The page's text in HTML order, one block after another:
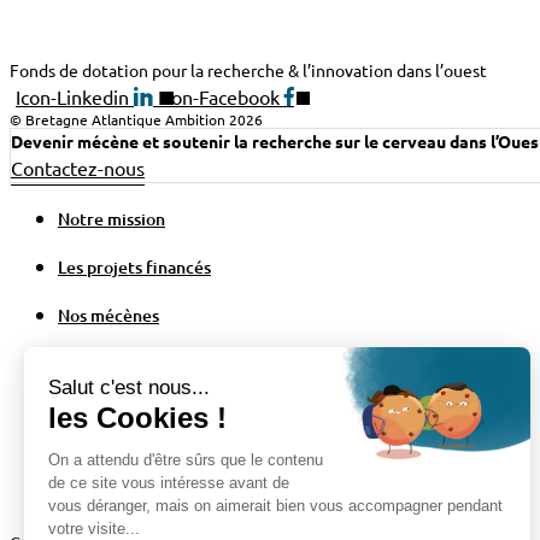
Fonds de dotation pour la recherche & l’innovation dans l’ouest
Icon-Linkedin Icon-Facebook
© Bretagne Atlantique Ambition 2026
Devenir mécène et soutenir la recherche sur le cerveau dans
Contactez-nous
Notre mission
Les projets financés
Nos mécènes
Notre mission
Nos mécènes
Actualités